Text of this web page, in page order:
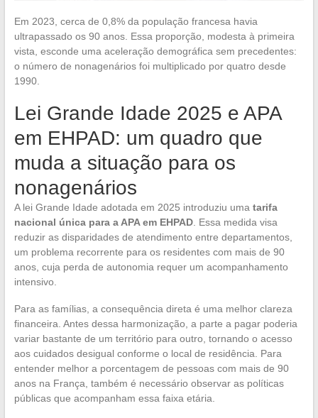
Em 2023, cerca de 0,8% da população francesa havia
ultrapassado os 90 anos. Essa proporção, modesta à primeira
vista, esconde uma aceleração demográfica sem precedentes:
o número de nonagenários foi multiplicado por quatro desde
1990.
Lei Grande Idade 2025 e APA
em EHPAD: um quadro que
muda a situação para os
nonagenários
A lei Grande Idade adotada em 2025 introduziu uma tarifa
nacional única para a APA em EHPAD. Essa medida visa
reduzir as disparidades de atendimento entre departamentos,
um problema recorrente para os residentes com mais de 90
anos, cuja perda de autonomia requer um acompanhamento
intensivo.
Para as famílias, a consequência direta é uma melhor clareza
financeira. Antes dessa harmonização, a parte a pagar poderia
variar bastante de um território para outro, tornando o acesso
aos cuidados desigual conforme o local de residência. Para
entender melhor a porcentagem de pessoas com mais de 90
anos na França, também é necessário observar as políticas
públicas que acompanham essa faixa etária.